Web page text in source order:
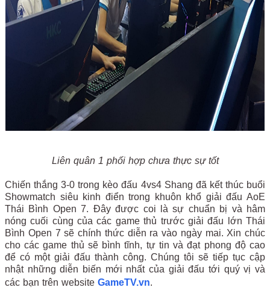
Liên quân 1 phối hợp chưa thực sự tốt
Chiến thắng 3-0 trong kèo đấu 4vs4 Shang đã kết thúc buổi
Showmatch siêu kinh điển trong khuôn khổ giải đấu AoE
Thái Bình Open 7. Đây được coi là sự chuẩn bị và hâm
nóng cuối cùng của các game thủ trước giải đấu lớn Thái
Bình Open 7 sẽ chính thức diễn ra vào ngày mai. Xin chúc
cho các game thủ sẽ bình tĩnh, tự tin và đạt phong độ cao
để có một giải đấu thành công. Chúng tôi sẽ tiếp tục cập
nhật những diễn biến mới nhất của giải đấu tới quý vị và
các bạn trên website GameTV.vn.